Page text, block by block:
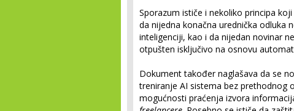
Sporazum ističe i nekoliko principa
da nijedna konačna urednička odluka
inteligenciji, kao i da nijedan novinar
otpušten isključivo na osnovu
Dokument također naglašava da se
treniranje AI sistema bez prethodnog
mogućnosti praćenja izvora